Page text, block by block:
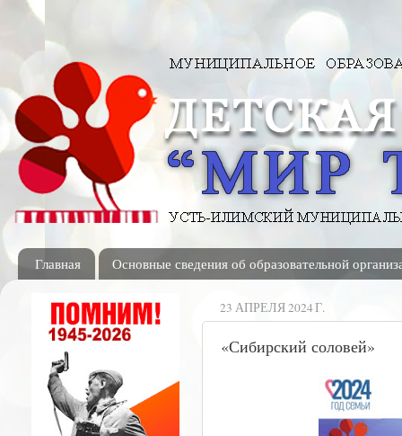
Главная Основные сведения об образовательной
23 АПРЕЛЯ 2024 Г.
«Сибирский соловей»